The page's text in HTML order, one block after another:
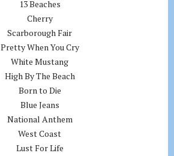
13 Beaches
Cherry
Scarborough Fair
Pretty When You Cry
White Mustang
High By The Beach
Born to Die
Blue Jeans
National Anthem
West Coast
Lust For Life